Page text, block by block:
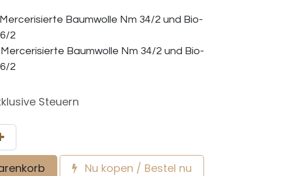
Baumwolle Nm 34/2 und Bio-
2
Baumwolle Nm 34/2 und Bio-
2
Steuern
Nu kopen / Bestel nu